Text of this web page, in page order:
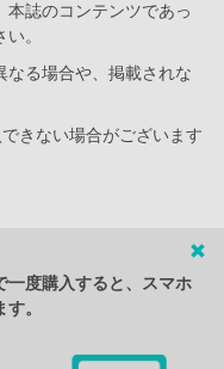
本誌のコンテンツであっ
。
る場合や、掲載されな
きない場合がございます
一度購入すると、スマホ
。